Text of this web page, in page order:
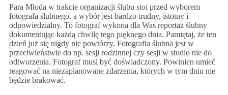
Para Młoda w trakcie organizacji ślubu stoi przed wyborem
fotografa ślubnego, a wybór jest bardzo trudny, istotny i
odpowiedzialny. To fotograf wykona dla Was reportaż ślubny
dokumentując każdą chwilę tego pięknego dnia. Pamiętaj, że ten
dzień już się nigdy nie powtórzy. Fotografia ślubna jest w
przeciwieństwie do np. sesji rodzinnej czy sesji w studio nie do
odtworzenia. Fotograf musi być doświadczony. Powinien umieć
reagować na niezaplanowane zdarzenia, których w tym dniu nie
będzie brakować.